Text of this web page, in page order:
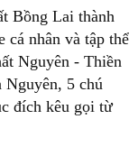
Bồng Lai thành
cá nhân và tập thể
Nguyên - Thiền
Nguyên, 5 chú
đích kêu gọi từ